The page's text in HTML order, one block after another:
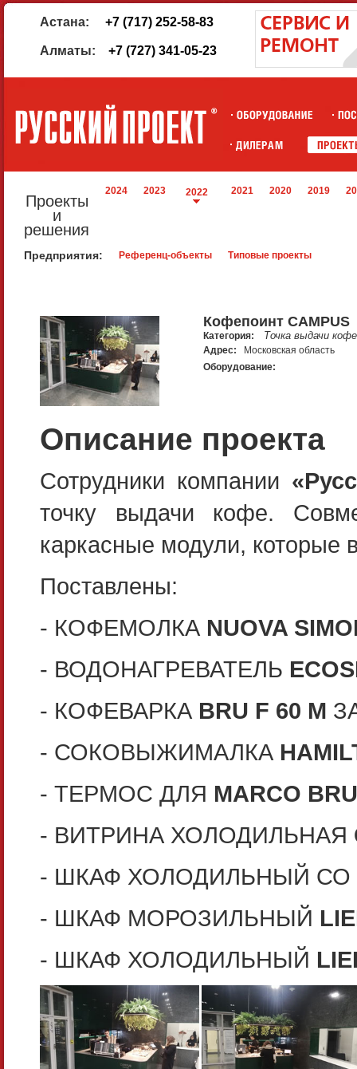
Астана: +7 (717) 252-58-83
Алматы: +7 (727) 341-05-23
Проекты
и
решения
2024 2023 2022 2021 2020 2019
Предприятия: Референц-объекты Типовые проекты
Кофепоинт CAMPUS
Категория: Точка выдачи кофе
Адрес:
Московская область
Оборудование:
Описание проекта
Сотрудники компании
точку выдачи кофе.
каркасные модули,
Поставлены:
- КОФЕМОЛКА NUOVA
- ВОДОНАГРЕВАТЕЛЬ
- КОФЕВАРКА BRU F 60 M
- СОКОВЫЖИМАЛКА
- ТЕРМОС ДЛЯ MARCO
- ВИТРИНА ХОЛОДИЛЬНАЯ
- ШКАФ ХОЛОДИЛЬНЫЙ
- ШКАФ МОРОЗИЛЬНЫЙ
- ШКАФ ХОЛОДИЛЬНЫЙ